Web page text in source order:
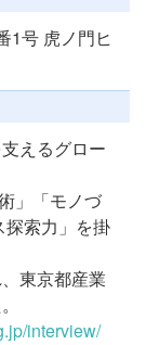
1号 虎ノ門ヒ
えるグロー
」「モノづ
探索力」を掛
東京都産業
interview/